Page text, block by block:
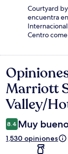
Courtyard
encuentra
Centro
Opiniones
Marriott
Valley/
8.4 Muy
1,530 opiniones